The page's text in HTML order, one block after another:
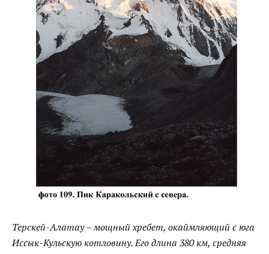
Терскей-Алатау – мощный хребет, окаймляющий с юга
Иссык-Кульскуюкотловину. Его длина 380 км, средняя